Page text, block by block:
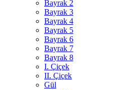
Bayrak 2
Bayrak 3
Bayrak 4
Bayrak 5
Bayrak 6
Bayrak 7
Bayrak 8
I. Çiçek
II. Çiçek
Gül